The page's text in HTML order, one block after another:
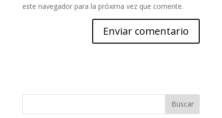
este navegador para la próxima vez que comente.